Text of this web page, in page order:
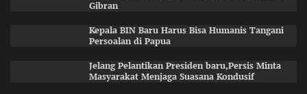
Gibran
Kepala BIN Baru Harus Bisa Humanis Tangani
Persoalan di Papua
Jelang Pelantikan Presiden baru,Persis Minta
Masyarakat Menjaga Suasana Kondusif